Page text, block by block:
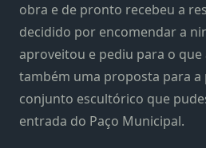
obra e de pronto recebeu a
decidido por encomendar a
aproveitou e pediu para o que
também uma proposta para a
conjunto escultórico que
entrada do Paço Municipal.